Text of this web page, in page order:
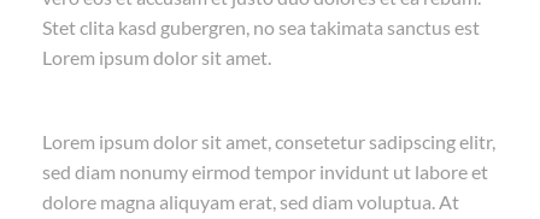
Stet clita kasd gubergren, no sea takimata sanctus est
Lorem ipsum dolor sit amet.
Lorem ipsum dolor sit amet, consetetur sadipscing elitr,
sed diam nonumy eirmod tempor invidunt ut labore et
dolore magna aliquyam erat, sed diam voluptua. At